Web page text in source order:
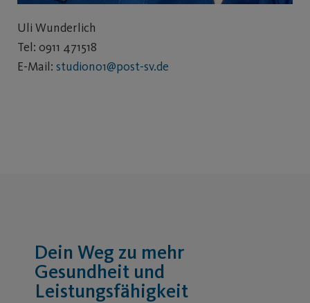
Uli Wunderlich
Tel: 0911 471518
E-Mail: studiono1@post-sv.de
Dein Weg zu mehr
Gesundheit und
Leistungsfähigkeit